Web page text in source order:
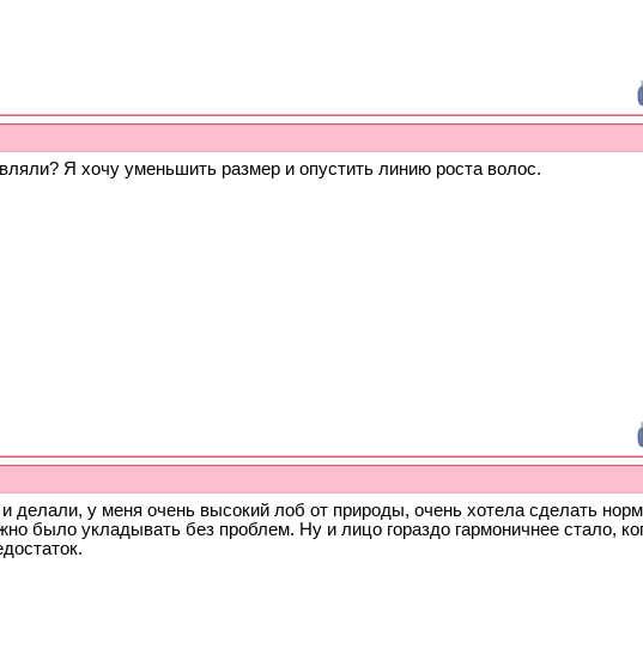
Я хочу уменьшить размер и опустить линию роста волос.
делали, у меня очень высокий лоб от природы, очень хотела сделать
было укладывать без проблем. Ну и лицо гораздо гармоничнее стало,